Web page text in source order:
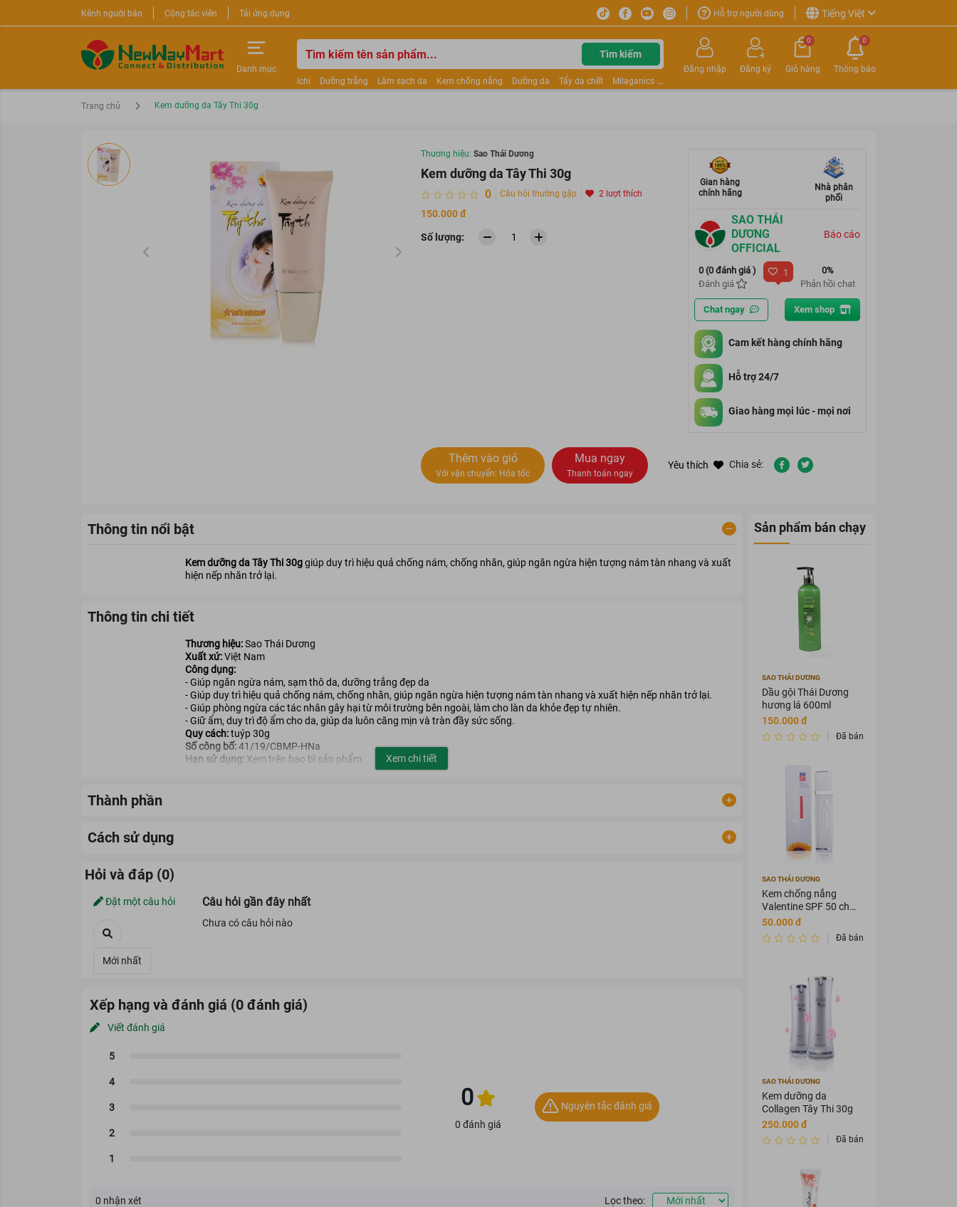
Kênh người bán Cộng tác viên Tải ứng dụng Hỗ trợ người dùng Tiếng Việt
Danh mục
Tìm kiếm
Ichi Dưỡng trắng Làm sạch da Kem chống nắng Dưỡng da Tẩy da chết
Milaganics
Đăng nhập Đăng ký
0
Giỏ hàng Thông báo
0
Trang chủ Kem dưỡng da Tây Thi 30g
Thương hiệu: Sao Thái Dương
Kem dưỡng da Tây Thi 30g
0 Câu hỏi thường gặp 2 lượt thích
150.000 đ
Số lượng:
Gian hàng
chính hãng
Nhà phân
phối
SAO THÁI
DƯƠNG
OFFICIAL
Báo cáo
0 (0 đánh giá )
Đánh giá
1
0%
Phản hồi chat
Chat ngay Xem shop
Cam kết hàng chính hãng
Hỗ trợ 24/7
Giao hàng mọi lúc - mọi nơi
Thêm vào giỏ
Với vận chuyển: Hỏa tốc
Mua ngay
Thanh toán ngay
Yêu thích Chia sẻ:
Thông tin nổi bật
Kem dưỡng da Tây Thi 30ggiúp duy trì hiệu quả chống nám, chống nhăn, giúp ngăn ngừa hiện tượng nám tàn nhang và xuất
hiện nếp nhăn trở lại.
Thông tin chi tiết
Thương hiệu:Sao Thái Dương
Xuất xứ:Việt Nam
Công dụng:
- Giúp ngăn ngừa nám, sạm thô da, dưỡng trắng đẹp da
- Giúp duy trì hiệu quả chống nám, chống nhăn, giúp ngăn ngừa hiện tượng nám tàn nhang và xuất hiện nếp nhăn trở lại.
- Giúp phòng ngừa các tác nhân gây hại từ môi trường bên ngoài, làm cho làn da khỏe đẹp tự nhiên.
- Giữ ẩm, duy trì độ ẩm cho da, giúp da luôn căng mịn và tràn đầy sức sống.
Quy cách:tuýp 30g
Số công bố:41/19/CBMP-HNa
Hạn sử dụng: Xem trên bao bì sản phẩm Xem chi tiết
Thành phần
Cách sử dụng
Hỏi và đáp (0)
Đặt một câu hỏi Câu hỏi gần đây nhất
Chưa có câu hỏi nào
Xếp hạng và đánh giá (0 đánh giá)
Viết đánh giá
0
0 đánh giá
Nguyên tắc đánh giá
0 nhận xét Lọc theo:
Sản phẩm bán chạy
SAO THÁI DƯƠNG
Dầu gội Thái Dương
hương lá 600ml
150.000 đ
Đã bán 2
SAO THÁI DƯƠNG
Kem chống nắng
Valentine SPF 50 chai
50g
50.000 đ
Đã bán 0
SAO THÁI DƯƠNG
Kem dưỡng da
Collagen Tây Thi 30g
250.000 đ
Đã bán 0